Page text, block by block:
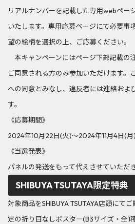
リアルナンバーを記載した専用webペー
いたします。専用応募ページにて必要事
望の絵柄を選択の上、ご応募ください。
本キャンペーンにはページ下部記載の
ご同意される方のみ参加いただけます。
への同意とみなし、違反者には連絡およ
す。
《応募期間》
2024年10月22日(火)～2024年11月4日(月)
《当選発表》
パネルの発送をもって代えさせていただき
SHIBUYA TSUTAYA限定特典
対象商品をSHIBUYA TSUTAYA店頭にて
定の折り目なしポスター(B3サイズ・全1